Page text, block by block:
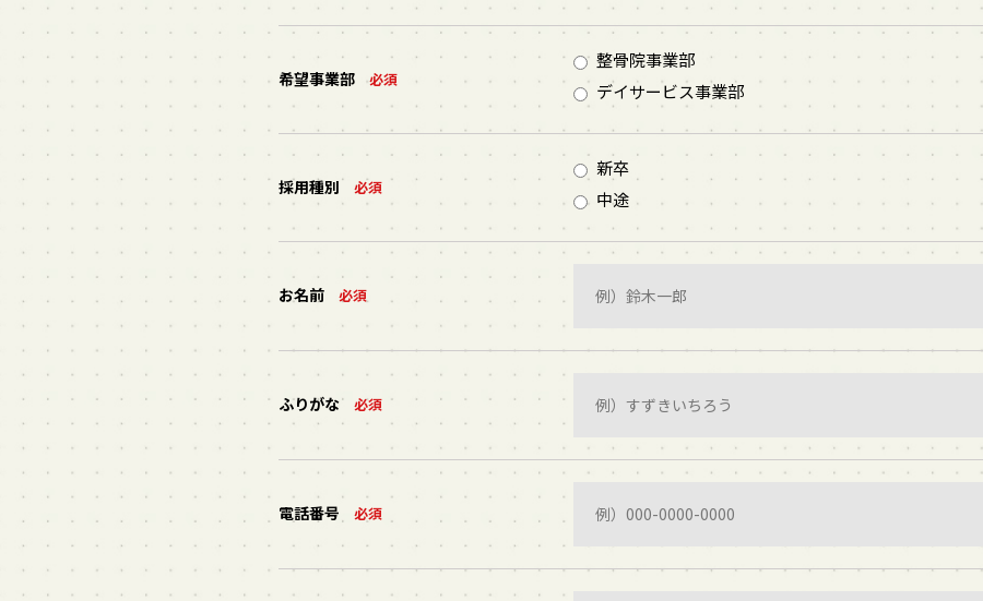
希望事業部 必須
整骨院事業部
デイサービス事業部
採用種別 必須
新卒
中途
お名前 必須
ふりがな 必須
電話番号 必須